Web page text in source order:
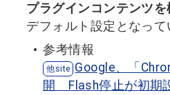
プラグインコンテンツ
デフォルト設定となって
参考情報
Google、「
開 Flash停止が初期